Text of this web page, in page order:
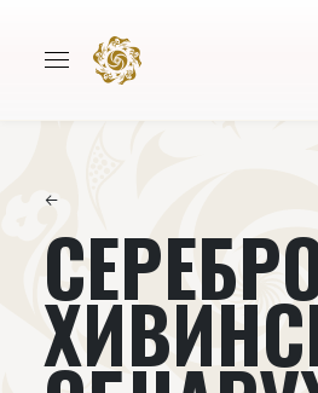
Издательство
Проекты
←